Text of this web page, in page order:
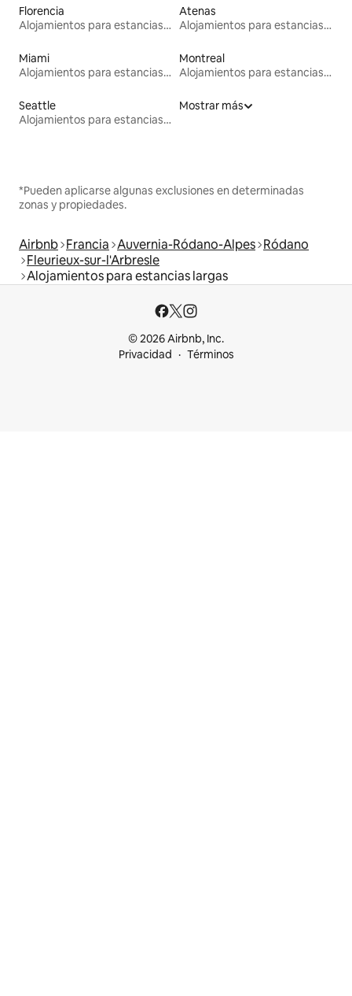
Florencia
Alojamientos para estancias largas
Atenas
Alojamientos para estancias largas
Miami
Alojamientos para estancias largas
Montreal
Alojamientos para estancias largas
Seattle
Alojamientos para estancias largas
Mostrar más
*Pueden aplicarse algunas exclusiones en determinadas
zonas y propiedades.
Airbnb Francia Auvernia-Ródano-Alpes Ródano
Fleurieux-sur-l'Arbresle
Alojamientos para estancias largas
© 2026 Airbnb, Inc.
Privacidad
Términos